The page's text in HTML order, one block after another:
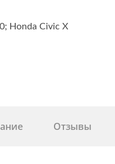
Honda Civic X
Отзывы